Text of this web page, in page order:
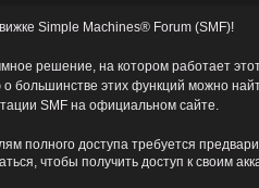
Simple Machines® Forum (SMF)!
решение, на котором работает
этих функций можно
SMF на официальном сайте.
полного доступа требуется
чтобы получить доступ к своим